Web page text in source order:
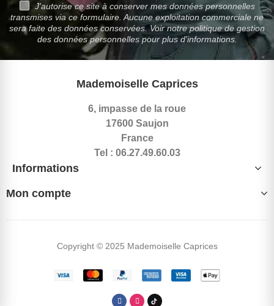
J'autorise ce site à conserver mes données personnelles
transmises via ce formulaire. Aucune exploitation commerciale ne
sera faite des données conservées. Voir notre politique de gestion
des données personnelles pour plus d'informations.
Mademoiselle Caprices
6, impasse de la roue
17600 Saujon
France
Tel : 06.27.49.60.03
Informations
Mon compte
Copyright © 2025 Mademoiselle Caprices